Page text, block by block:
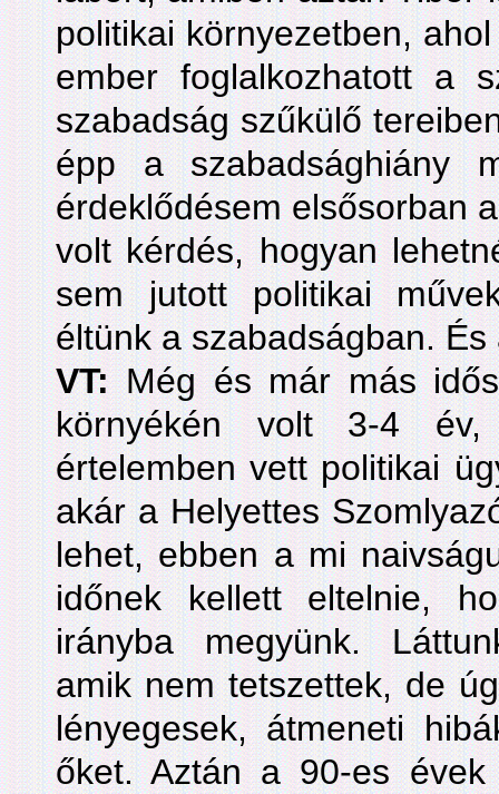
politikai környezetben,
ember foglalkozhatott a
szabadság szűkülő
épp a szabadsághiány
érdeklődésem elsősorban
volt kérdés, hogyan
sem jutott politikai
éltünk a szabadságban.
VT:Még és már más
környékén volt 3-4
értelemben vett politikai
akár a Helyettes
lehet, ebben a mi
időnek kellett eltelnie,
irányba megyünk.
amik nem tetszettek, de
lényegesek, átmeneti
őket. Aztán a 90-es